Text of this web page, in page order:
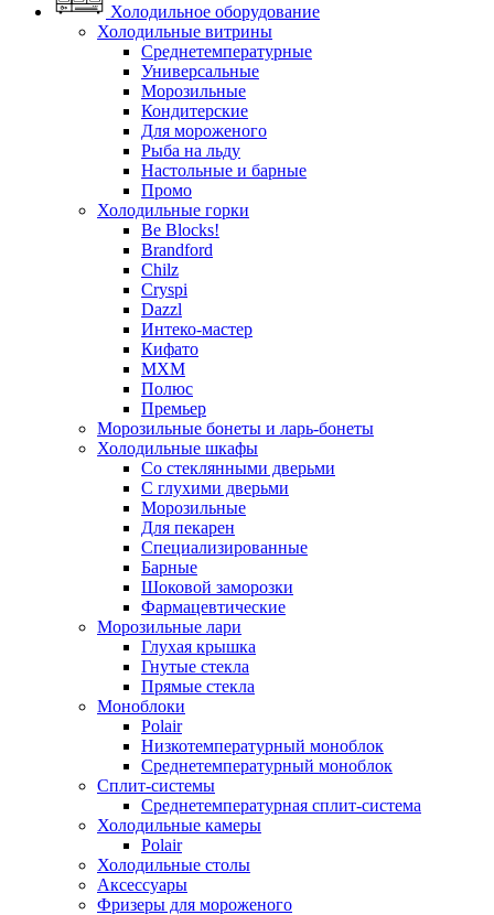
Холодильное оборудование
Холодильные витрины
Среднетемпературные
Универсальные
Морозильные
Кондитерские
Для мороженого
Рыба на льду
Настольные и барные
Промо
Холодильные горки
Be Blocks!
Brandford
Chilz
Cryspi
Dazzl
Интеко-мастер
Кифато
МХМ
Полюс
Премьер
Морозильные бонеты и ларь-бонеты
Холодильные шкафы
Со стеклянными дверьми
С глухими дверьми
Морозильные
Для пекарен
Специализированные
Барные
Шоковой заморозки
Фармацевтические
Морозильные лари
Глухая крышка
Гнутые стекла
Прямые стекла
Моноблоки
Polair
Низкотемпературный моноблок
Среднетемпературный моноблок
Сплит-системы
Среднетемпературная сплит-система
Холодильные камеры
Polair
Холодильные столы
Аксессуары
Фризеры для мороженого